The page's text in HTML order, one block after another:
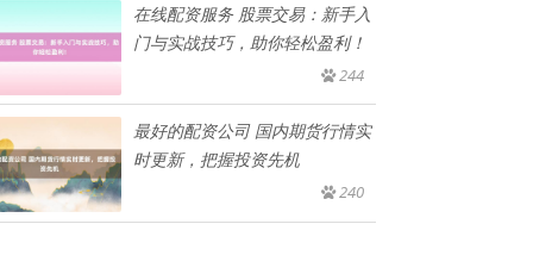
在线配资服务 股票交易：新手入
门与实战技巧，助你轻松盈利！
244
最好的配资公司 国内期货行情实
时更新，把握投资先机
240